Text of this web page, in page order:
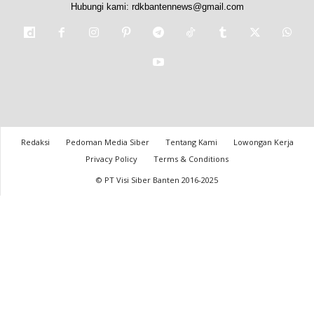
Hubungi kami: rdkbantennews@gmail.com
Redaksi Pedoman Media Siber Tentang Kami
Lowongan Kerja
Privacy Policy
Terms & Conditions
© PT Visi Siber Banten 2016-2025